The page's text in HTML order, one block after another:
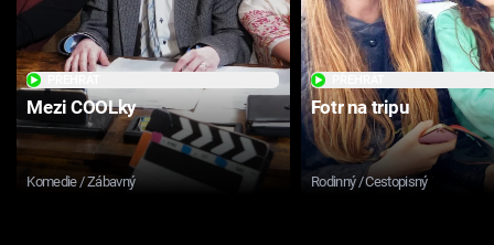
Mezi COOLky
Komedie / Zábavný
Fotr na tripu
Rodinný / Cestopisný